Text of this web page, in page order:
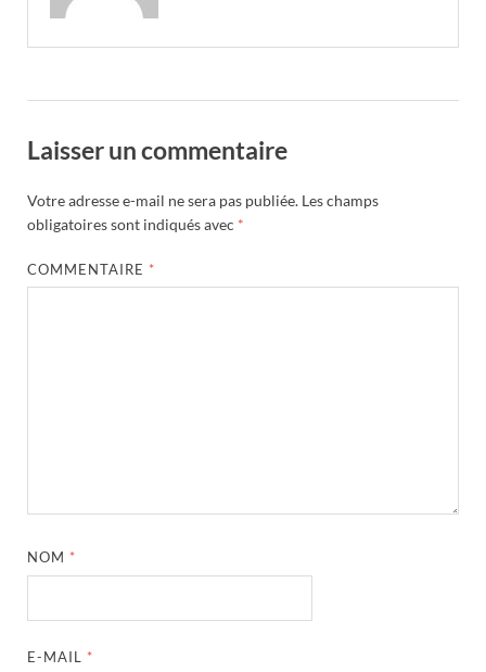
Laisser un commentaire
Votre adresse e-mail ne sera pas publiée. Les champs
obligatoires sont indiqués avec *
COMMENTAIRE *
NOM *
E-MAIL *